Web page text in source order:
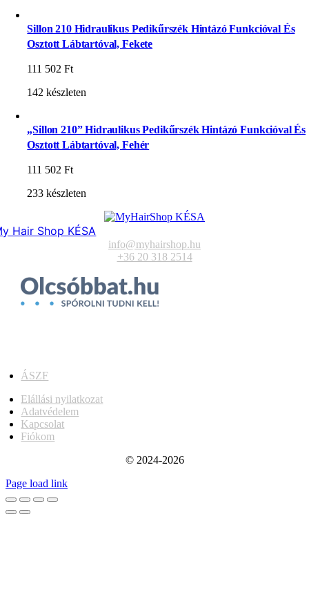
Sillon 210 Hidraulikus Pedikűrszék Hintázó Funkcióval És
Osztott Lábtartóval, Fekete
111 502Ft
142 készleten
„Sillon 210” Hidraulikus Pedikűrszék Hintázó Funkcióval És
Osztott Lábtartóval, Fehér
111 502Ft
233 készleten
Hair Shop KÉSA
info@myhairshop.hu
+36 20 318 2514
ÁSZF
Elállási nyilatkozat
Adatvédelem
Kapcsolat
Fiókom
© 2024-2026
Page load link